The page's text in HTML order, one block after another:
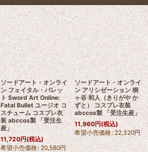
ソードアート・オンライ
ン フェイタル・バレッ
ト Sword Art Online:
Fatal Bullet ユージオ コ
スチューム コスプレ衣
装 abccos製 「受注生
産」
11,720円(税込)
希望小売価格: 20,580円
ソードアート・オンライ
ン アリシゼーション 桐
ヶ谷 和人（きりがや か
ずと） コスプレ衣装
abccos製 「受注生産」
11,960円(税込)
希望小売価格: 22,320円